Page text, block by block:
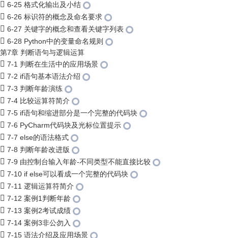
6-25 格式化输出及小结
6-26 标识符的概念及命名要求
6-27 关键字的概念和查看关键字列表
6-28 Python中的变量命名规则
第7章 判断语句与逻辑运算
7-1 判断在生活中的应用场景
7-2 if语句基本语法介绍
7-3 判断年龄演练
7-4 比较运算符简介
7-5 if语句和缩进部分是一个完整的代码块
7-6 PyCharm代码块及光标位置提示
7-7 else的语法格式
7-8 判断年龄改进版
7-9 由控制台输入年龄-不同类型不能直接比较
7-10 if else可以看成一个完整的代码块
7-11 逻辑运算符简介
7-12 案例1判断年龄
7-13 案例2考试成绩
7-14 案例3非公勿入
7-15 语法介绍及应用场景